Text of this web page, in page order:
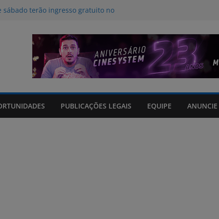
sábado terão ingresso gratuito no
feridos no Rio Grande do Sul
para a influência da inteligência
no desestímulo ao aleitamento
em tempo real sobre o clima e
PUBLICAÇÕES LEGAIS EQUIPE ANUNCIE